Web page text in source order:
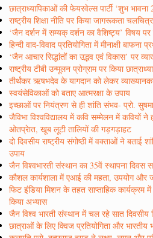
छात्राध्यापिकाओं की फेयरवेल्स पार्टी ‘शुभ
राष्ट्रीय शिक्षा नीति पर किया जागरूकता
‘जैन दर्शन में सम्यक् दर्शन का वैशिष्ट्य’ विषय
हिन्दी वाद-विवाद प्रतियोगिता में मीनाक्षी बाफना
‘जैन आचार सिद्धांतों का उद्भव एवं विकास’ पर
राष्ट्रीय टीबी उन्मूलन प्रोग्राम पर किया
तीर्थंकर ऋषभदेव के यागदान को लेकर
स्वयंसेविकाओं को बताए आत्मरक्षा के उपाय
इच्छाओं पर नियंत्रण से ही शांति संभव- प्रो.
जैविभा विश्वविद्यालय में कवि सम्मेलन में कवियों ने
ओतप्रेात, खूब लूटी तालियों की गड़गड़ाहट
दो दिवसीय राष्ट्रीय संगोष्ठी में वक्ताओं ने बताई
उपाय
जैन विश्वभारती संस्थान का 35वें स्थापना दिवस
कौशल कार्यशाला में एआई की महता, उपयोग और
फिट इंडिया मिशन के तहत साप्ताहिक कार्यक्रम में
किया अभ्यास
जैन विश्व भारती संस्थान में चल रहे सात दिवसीय
छात्राओं के लिए क्विज प्रतियोगिता और भारतीय